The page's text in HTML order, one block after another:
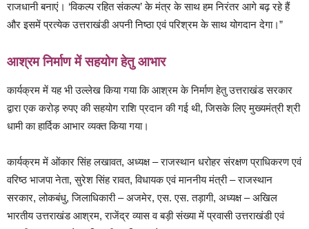
राजधानी बनाएं। ‘विकल्प रहित संकल्प’ के मंत्र के साथ हम निरंतर आगे बढ़ रहे हैं
और इसमें प्रत्येक उत्तराखंडी अपनी निष्ठा एवं परिश्रम के साथ योगदान देगा।”
आश्रम निर्माण में सहयोग हेतु आभार
कार्यक्रम में यह भी उल्लेख किया गया कि आश्रम के निर्माण हेतु उत्तराखंड सरकार
द्वारा एक करोड़ रुपए की सहयोग राशि प्रदान की गई थी, जिसके लिए मुख्यमंत्री श्री
धामी का हार्दिक आभार व्यक्त किया गया।
कार्यक्रम में ओंकार सिंह लखावत, अध्यक्ष – राजस्थान धरोहर संरक्षण प्राधिकरण एवं
वरिष्ठ भाजपा नेता, सुरेश सिंह रावत, विधायक एवं माननीय मंत्री – राजस्थान
सरकार, लोकबंधु, जिलाधिकारी – अजमेर, एस. एस. तड़ागी, अध्यक्ष – अखिल
भारतीय उत्तराखंड आश्रम, राजेंद्र व्यास व बड़ी संख्या में प्रवासी उत्तराखंडी एवं